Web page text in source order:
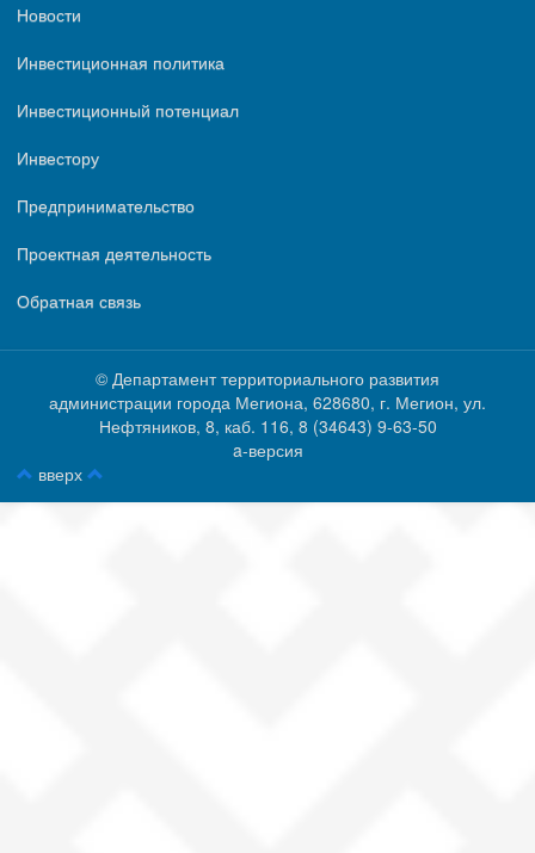
Новости
Инвестиционная политика
Инвестиционный потенциал
Инвестору
Предпринимательство
Проектная деятельность
Обратная связь
© Департамент территориального развития
администрации города Мегиона, 628680, г. Мегион, ул.
Нефтяников, 8, каб. 116, ‎‎8 (34643) 9-63-50
a-версия
вверх